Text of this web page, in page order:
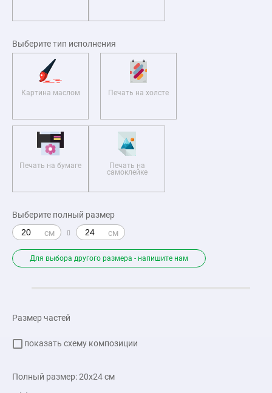
Выберите тип исполнения
Картина маслом Печать на холсте
Печать на бумаге Печать на
самоклейке
Выберите полный размер
Для выбора другого размера - напишите нам
Размер частей
показать схему композиции
Полный размер:20x24см